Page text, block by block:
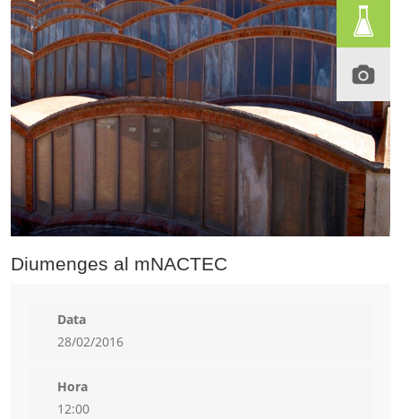
Diumenges al mNACTEC
Data
28/02/2016
Hora
12:00